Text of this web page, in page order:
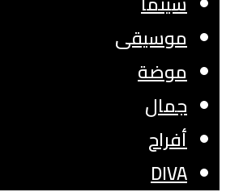
موسيقى
موضة
جمال
أفراح
DIVA